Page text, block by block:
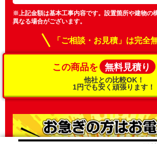
※上記金額は基本工事内容です。設置箇所や建物の
異なる場合がございます。
「ご相談・お見積」は完全
この商品を 無料見積り
他社との比較OK！
1円でも安く頑張ります！